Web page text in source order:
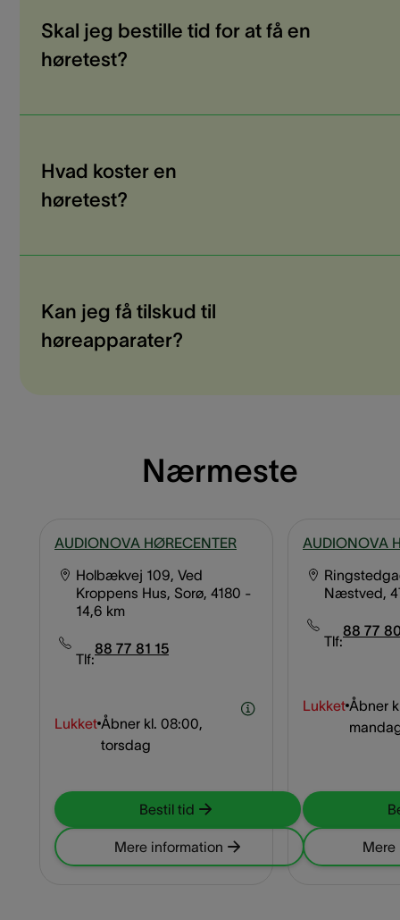
Skal jeg bestille tid for at få en
høretest?
Hvad koster en
høretest?
Kan jeg få tilskud til
høreapparater?
Nærmeste
AUDIONOVA HØRECENTER
Holbækvej 109, Ved
Kroppens Hus, Sorø, 4180 -
14,6 km
Tlf:
88 77 81 15
Lukket Åbner kl. 08:00,
torsdag
Bestil tid
Mere information
AUDIONOVA
Næstved,
Tlf:
88 77
Lukket Åbner
Mere